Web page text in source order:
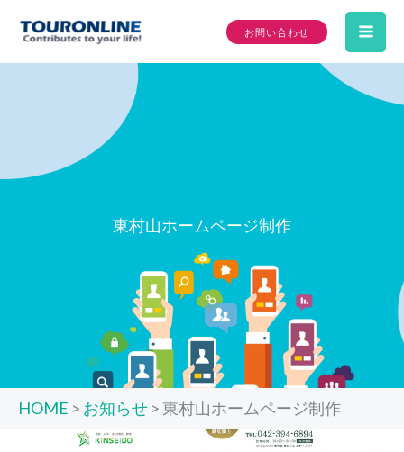
を
お問い合わせ
東村山ホームページ制作
HOME > お知らせ > 東村山ホームページ制作